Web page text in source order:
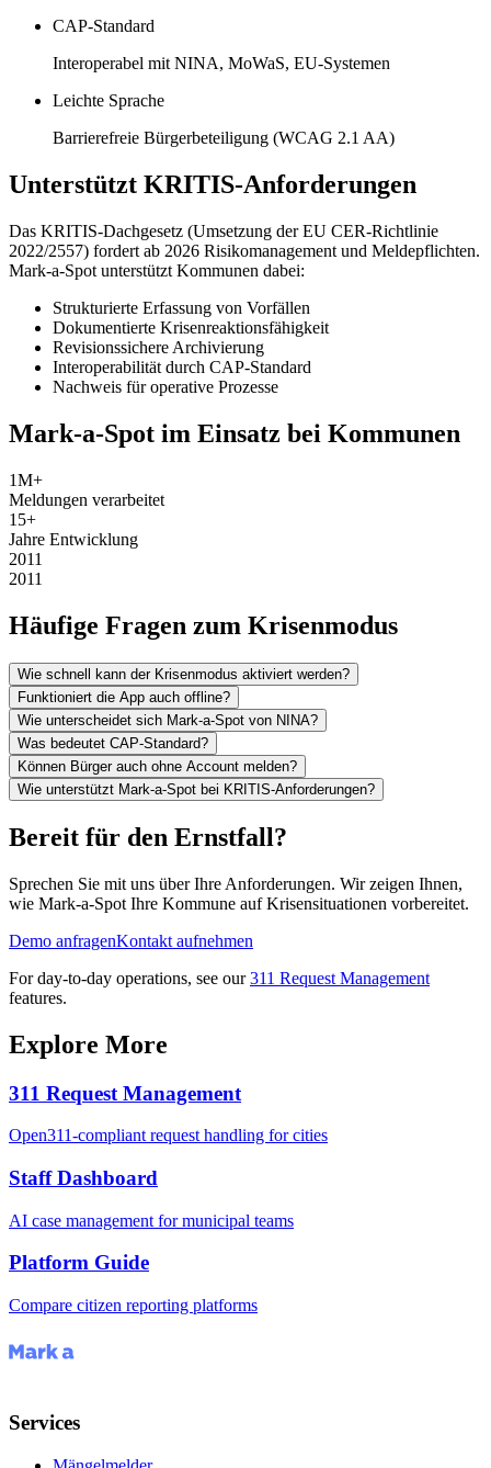
CAP-Standard
Interoperabel mit NINA, MoWaS, EU-Systemen
Leichte Sprache
Barrierefreie Bürgerbeteiligung (WCAG 2.1 AA)
Unterstützt KRITIS-Anforderungen
Das KRITIS-Dachgesetz (Umsetzung der EU CER-Richtlinie
2022/2557) fordert ab 2026 Risikomanagement und Meldepflichten.
Mark-a-Spot unterstützt Kommunen dabei:
Strukturierte Erfassung von Vorfällen
Dokumentierte Krisenreaktionsfähigkeit
Revisionssichere Archivierung
Interoperabilität durch CAP-Standard
Nachweis für operative Prozesse
Mark-a-Spot im Einsatz bei Kommunen
1M+
Meldungen verarbeitet
15+
Jahre Entwicklung
2011
2011
Häufige Fragen zum Krisenmodus
Wie schnell kann der Krisenmodus aktiviert werden?
Funktioniert die App auch offline?
Wie unterscheidet sich Mark-a-Spot von NINA?
Was bedeutet CAP-Standard?
Können Bürger auch ohne Account melden?
Wie unterstützt Mark-a-Spot bei KRITIS-Anforderungen?
Bereit für den Ernstfall?
Sprechen Sie mit uns über Ihre Anforderungen. Wir zeigen Ihnen,
wie Mark-a-Spot Ihre Kommune auf Krisensituationen vorbereitet.
Demo anfragenKontakt aufnehmen
For day-to-day operations, see our311 Request Management
features.
Explore More
311 Request Management
Open311-compliant request handling for cities
Staff Dashboard
AI case management for municipal teams
Platform Guide
Compare citizen reporting platforms
Services